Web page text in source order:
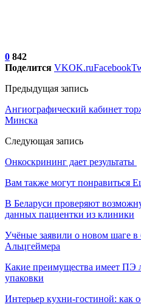
0 842
Поделится VKOK.ruFacebook
Предыдущая запись
Ангиографический кабинет
Минска
Следующая запись
Онкоскрининг дает результаты
Вам также могут понравиться
В Беларуси проверяют
данных пациентки из клиники
Учёные заявили о новом шаге в
Альцгеймера
Какие преимущества имеет ПЭ
упаковки
Интерьер кухни-гостиной: как